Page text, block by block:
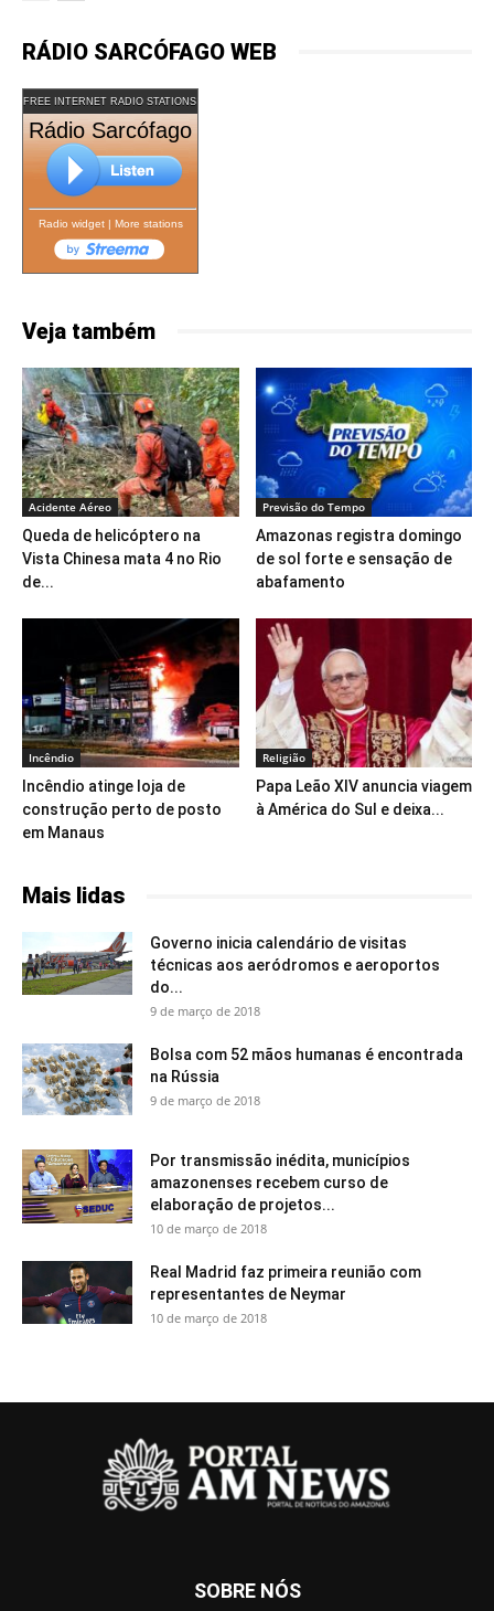
RÁDIO SARCÓFAGO WEB
FREE INTERNET RADIO STATIONS
Rádio Sarcófago
Radio widget| More stations
Veja também
Acidente Aéreo
Queda de helicóptero na
Vista Chinesa mata 4 no Rio
de...
Previsão do Tempo
Amazonas registra domingo
de sol forte e sensação de
abafamento
Incêndio
Incêndio atinge loja de
construção perto de posto
em Manaus
Religião
Papa Leão XIV anuncia viagem
à América do Sul e deixa...
Mais lidas
Governo inicia calendário de visitas
técnicas aos aeródromos e aeroportos
do...
9 de março de 2018
Bolsa com 52 mãos humanas é encontrada
na Rússia
9 de março de 2018
Por transmissão inédita, municípios
amazonenses recebem curso de
elaboração de projetos...
10 de março de 2018
Real Madrid faz primeira reunião com
representantes de Neymar
10 de março de 2018
SOBRE NÓS